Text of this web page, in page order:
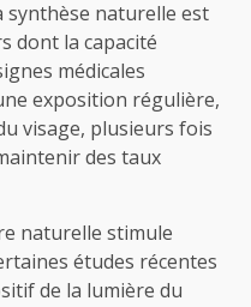
synthèse naturelle est
dont la capacité
médicales
exposition régulière,
visage, plusieurs fois
des taux
naturelle stimule
études récentes
de la lumière du